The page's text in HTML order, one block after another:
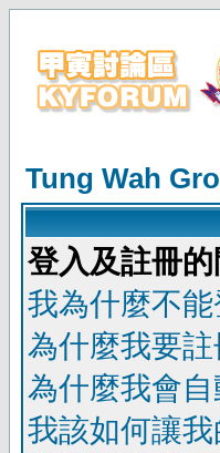
Tung Wah
登入及註冊
我為什麼不
為什麼我要
為什麼我會
我該如何讓